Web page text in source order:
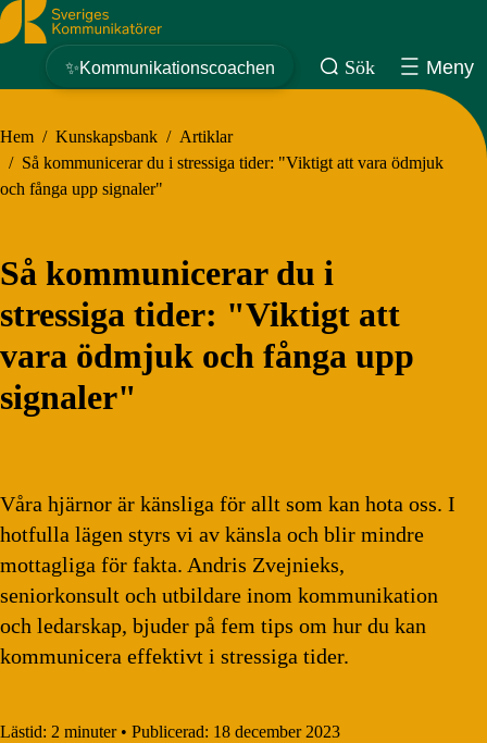
Sveriges Kommunikatörer
✨Kommunikationscoachen Sök Meny
Hem / Kunskapsbank / Artiklar
/ Så kommunicerar du i stressiga tider: "Viktigt att vara ödmjuk
och fånga upp signaler"
Så kommunicerar du i
stressiga tider: "Viktigt att
vara ödmjuk och fånga upp
signaler"
Våra hjärnor är känsliga för allt som kan hota oss. I
hotfulla lägen styrs vi av känsla och blir mindre
mottagliga för fakta. Andris Zvejnieks,
seniorkonsult och utbildare inom kommunikation
och ledarskap, bjuder på fem tips om hur du kan
kommunicera effektivt i stressiga tider.
Lästid: 2 minuter • Publicerad: 18 december 2023